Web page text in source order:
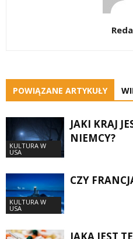
POWIĄZANE ARTYKUŁY
KULTURA W
USA
JAKI KRAJ
NIEMCY?
KULTURA W
USA
CZY